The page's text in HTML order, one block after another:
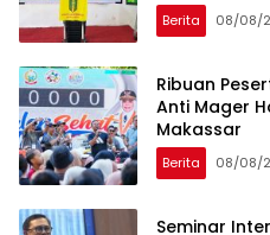
Berita 08/08/
Ribuan
Anti Mager
Makassar
Berita 08/08/
Seminar